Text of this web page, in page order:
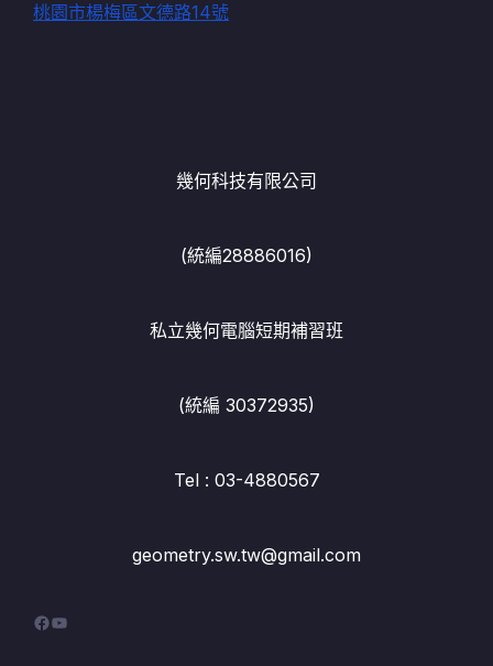
桃園市楊梅區文德路14號
幾何科技有限公司
(統編28886016)
私立幾何電腦短期補習班
(統編 30372935)
Tel : 03-4880567
geometry.sw.tw@gmail.com
Facebook